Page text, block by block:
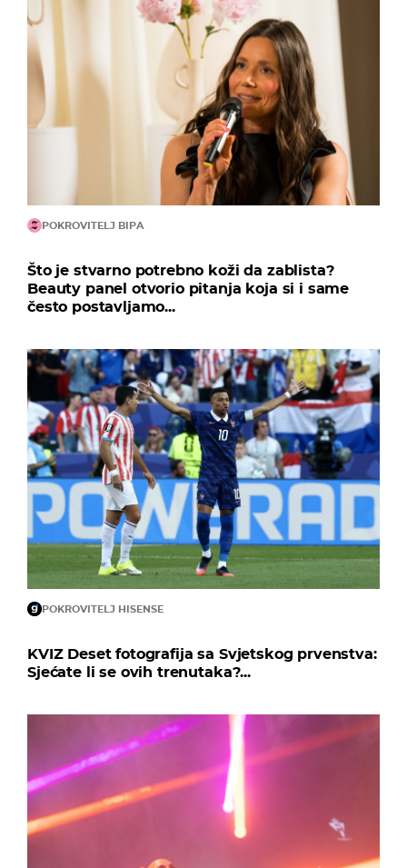
POKROVITELJ BIPA
Što je stvarno potrebno koži da zablista?
Beauty panel otvorio pitanja koja si i same
često postavljamo...
POKROVITELJ HISENSE
KVIZ Deset fotografija sa Svjetskog prvenstva:
Sjećate li se ovih trenutaka?...